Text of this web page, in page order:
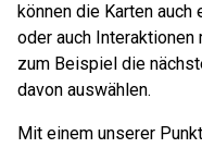
können die Karten
oder auch
zum Beispiel die
davon auswählen.
Mit einem unserer